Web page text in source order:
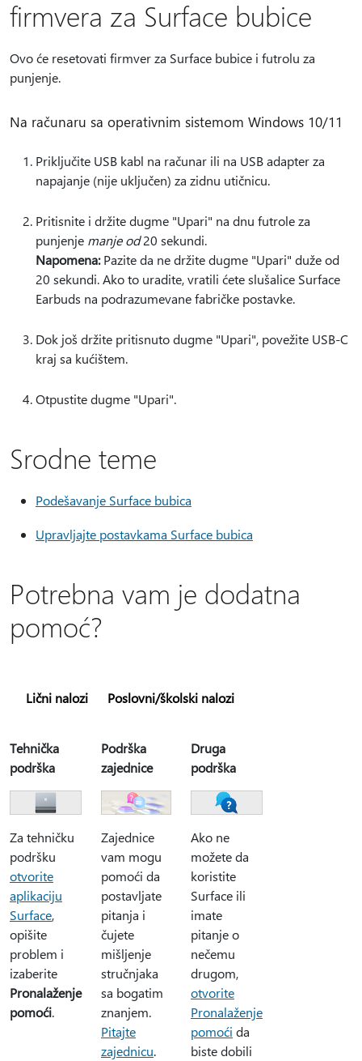
firmvera za Surface bubice
Ovo će resetovati firmver za Surface bubice i futrolu za
punjenje.
Na računaru sa operativnim sistemom Windows 10/11
Priključite USB kabl na računar ili na USB adapter za
napajanje (nije uključen) za zidnu utičnicu.
Pritisnite i držite dugme "Upari" na dnu futrole za
punjenje manje od20 sekundi.
Napomena:Pazite da ne držite dugme "Upari" duže od
20 sekundi. Ako to uradite, vratili ćete slušalice Surface
Earbuds na podrazumevane fabričke postavke.
Dok još držite pritisnuto dugme "Upari", povežite USB-C
kraj sa kućištem.
Otpustite dugme "Upari".
Srodne teme
Podešavanje Surface bubica
Upravljajte postavkama Surface bubica
Potrebna vam je dodatna
pomoć?
Lični nalozi Poslovni/školski nalozi
Tehnička
podrška
Za tehničku
podršku
otvorite
aplikaciju
Surface,
opišite
problem i
izaberite
Pronalaženje
pomoći.
Podrška
zajednice
Zajednice
vam mogu
pomoći da
postavljate
pitanja i
čujete
mišljenje
stručnjaka
sa bogatim
znanjem.
Pitajte
zajednicu.
Druga
podrška
Ako ne
možete da
koristite
Surface ili
imate
pitanje o
nečemu
drugom,
otvorite
Pronalaženje
pomoći da
biste dobili